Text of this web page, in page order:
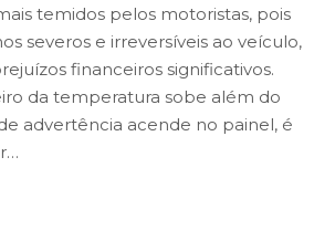
temidos pelos motoristas, pois
severos e irreversíveis ao veículo,
financeiros significativos.
da temperatura sobe além do
advertência acende no painel, é